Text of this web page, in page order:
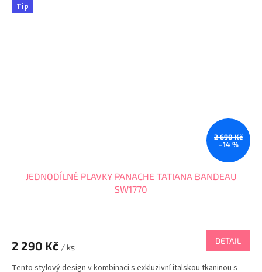
Tip
2 690 Kč
–14 %
JEDNODÍLNÉ PLAVKY PANACHE TATIANA BANDEAU
SW1770
2 290 Kč / ks
DETAIL
Tento stylový design v kombinaci s exkluzivní italskou tkaninou s